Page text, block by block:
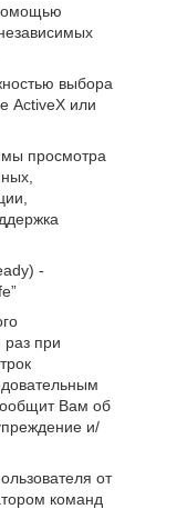
выбора
ActiveX или
просмотра
-
при
Вам об
и/
от
команд